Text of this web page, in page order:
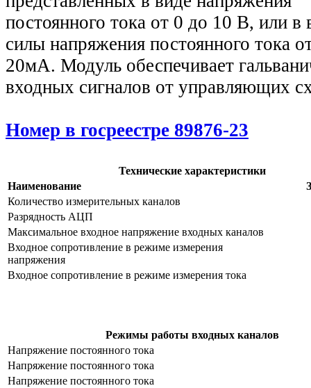
постоянного тока от 0 до 10 В, или в
силы напряжения постоянного тока
20мА. Модуль обеспечивает
входных сигналов от управляющих
Номер в госреестре 89876-23
Технические характеристики
Наименование
Количество измерительных каналов
Разрядность АЦП
Максимальное входное напряжение входных каналов
Входное сопротивление в режиме измерения
напряжения
Входное сопротивление в режиме измерения тока
Режимы работы входных каналов
Напряжение постоянного тока
Напряжение постоянного тока
Напряжение постоянного тока